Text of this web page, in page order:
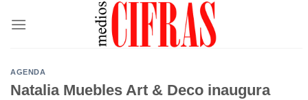
AGENDA
Natalia Muebles Art & Deco inaugura